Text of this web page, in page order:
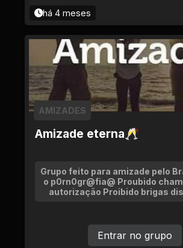
há 4 meses
Amizade eterna🥂
AMIZADES
Grupo feito para amizade pelo
o p0rn0gr@fia@ Proubido
autorização Proibido brigas
Entrar no grupo